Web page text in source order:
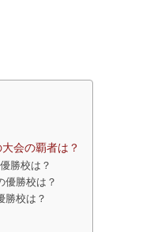
会の覇者は？
勝校は？
優勝校は？
勝校は？